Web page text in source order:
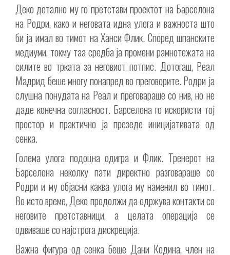
Деко детално му го претстави проектот на Барселона
на Родри, како и неговата идна улога и важноста што
би ја имал во тимот на Ханси Флик. Според шпанските
медиуми, токму таа средба ја промени рамнотежата на
силите во трката за неговиот потпис. Дотогаш, Реал
Мадрид беше многу понапред во преговорите. Родри ја
слушна понудата на Реал и преговараше со нив, но не
даде конечна согласност. Барселона го искористи тој
простор и практично ја презеде иницијативата од
сенка.
Голема улога подоцна одигра и Флик. Тренерот на
Барселона неколку пати директно разговараше со
Родри и му објасни каква улога му наменил во тимот.
Во исто време, Деко продолжи да одржува контакти со
неговите претставници, а целата операција се
одвиваше со најстрога дискреција.
Важна фигура од сенка беше Дани Кодина, член на